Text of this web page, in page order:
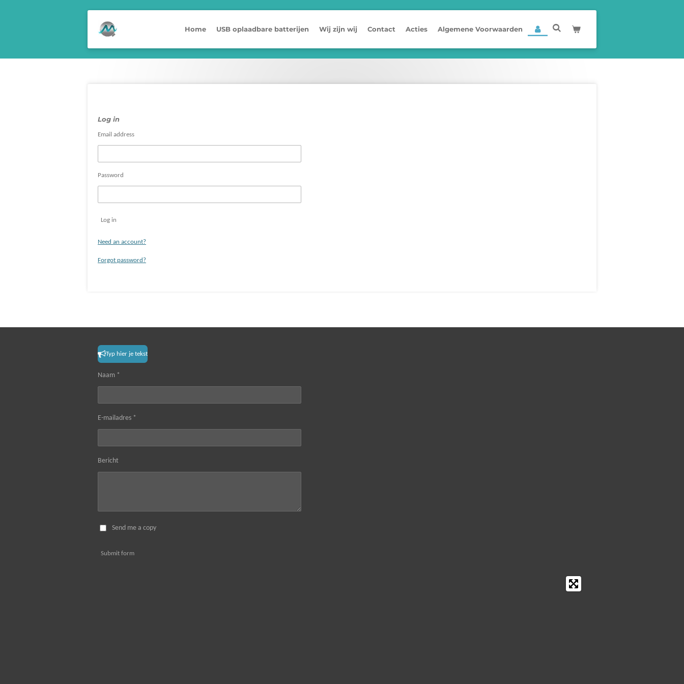
Home USB oplaadbare batterijen Wij zijn wij Contact Acties Algemene Voorwaarden
Log in
Email address
Password
Log in
Need an account?
Forgot password?
Typ hier je tekst
Naam *
E-mailadres *
Bericht
Send me a copy
Submit form